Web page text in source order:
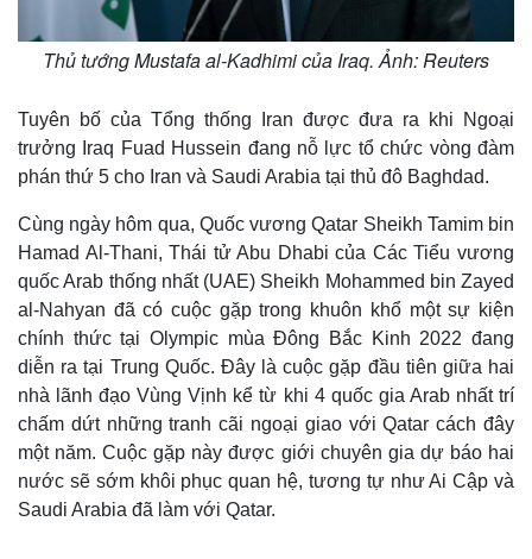
Thủ tướng Mustafa al-Kadhimi của Iraq. Ảnh: Reuters
Tuyên bố của Tổng thống Iran được đưa ra khi Ngoại
trưởng Iraq Fuad Hussein đang nỗ lực tổ chức vòng đàm
phán thứ 5 cho Iran và Saudi Arabia tại thủ đô Baghdad.
Cùng ngày hôm qua, Quốc vương Qatar Sheikh Tamim bin
Hamad Al-Thani, Thái tử Abu Dhabi của Các Tiểu vương
quốc Arab thống nhất (UAE) Sheikh Mohammed bin Zayed
al-Nahyan đã có cuộc gặp trong khuôn khổ một sự kiện
chính thức tại Olympic mùa Đông Bắc Kinh 2022 đang
diễn ra tại Trung Quốc. Đây là cuộc gặp đầu tiên giữa hai
nhà lãnh đạo Vùng Vịnh kể từ khi 4 quốc gia Arab nhất trí
chấm dứt những tranh cãi ngoại giao với Qatar cách đây
một năm. Cuộc gặp này được giới chuyên gia dự báo hai
nước sẽ sớm khôi phục quan hệ, tương tự như Ai Cập và
Saudi Arabia đã làm với Qatar.